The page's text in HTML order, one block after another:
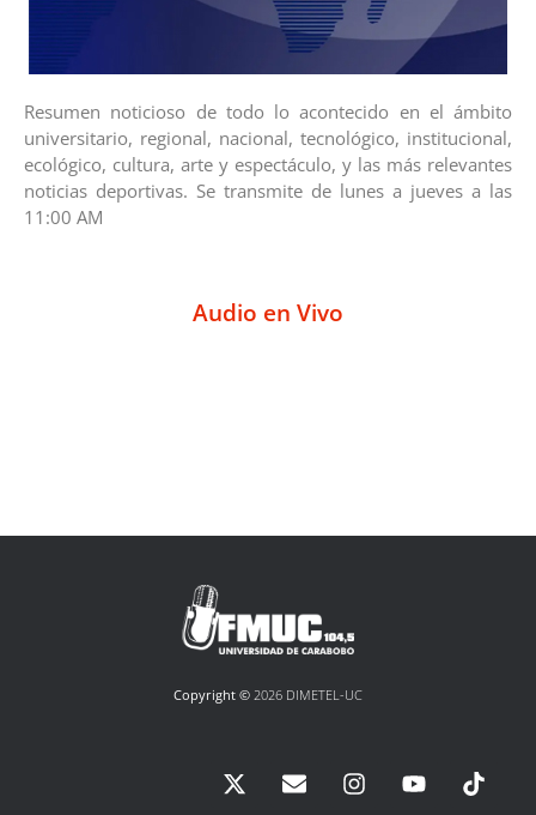
Resumen noticioso de todo lo acontecido en el ámbito
universitario, regional, nacional, tecnológico, institucional,
ecológico, cultura, arte y espectáculo, y las más relevantes
noticias deportivas. Se transmite de lunes a jueves a las
11:00 AM
Audio en Vivo
Copyright © 2026 DIMETEL-UC